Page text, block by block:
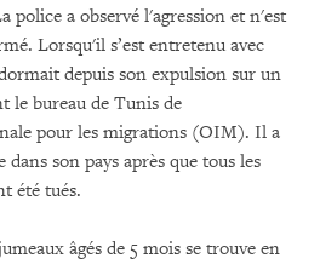
police a observé l'agression et n'est
Lorsqu'il s’est entretenu avec
depuis son expulsion sur un
le bureau de Tunis de
pour les migrations (OIM). Il a
son pays après que tous les
été tués.
âgés de 5 mois se trouve en